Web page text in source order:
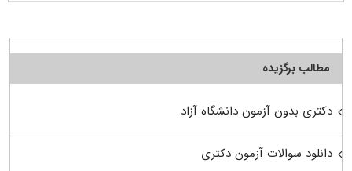
مطالب برگزیده
دکتری بدون آزمون دانشگاه آزاد
دانلود سوالات آزمون دکتری